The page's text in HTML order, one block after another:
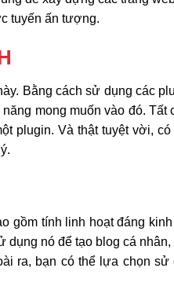
tuyến ấn tượng.
Bằng cách sử dụng các
mong muốn vào đó. Tất
plugin. Và thật tuyệt vời,
gồm tính linh hoạt đáng
dụng nó để tạo blog cá
ra, bạn có thể lựa chọn sử